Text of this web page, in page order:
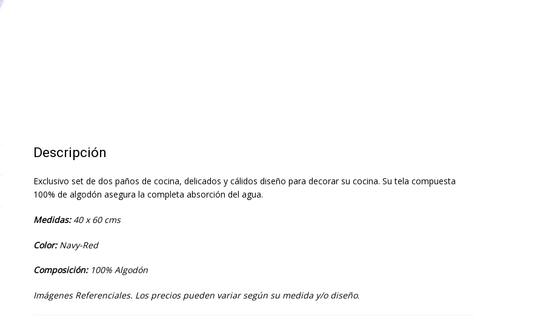
Descripción
Exclusivo set de dos paños de cocina, delicados y cálidos diseño para decorar su cocina. Su tela compuesta
100% de algodón asegura la completa absorción del agua.
Medidas: 40 x 60 cms
Color: Navy-Red
Composición:100% Algodón
Imágenes Referenciales. Los precios pueden variar según su medida y/o diseño.